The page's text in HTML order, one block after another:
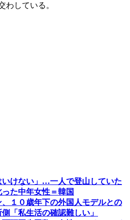
わしている。
いけない」…一人で登山していた
た中年女性＝韓国
１０歳年下の外国人モデルとの
「私生活の確認難しい」